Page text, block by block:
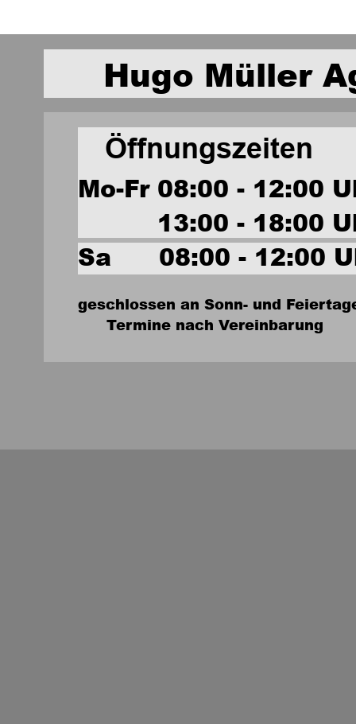
Mo-Fr 08:00 - 12:00
13:00 - 18:00
Sa      08:00 - 12:00
geschlossen an Sonn- und
      Termine nach Vereinbarung
Öffnungszeiten
Hugo Müller